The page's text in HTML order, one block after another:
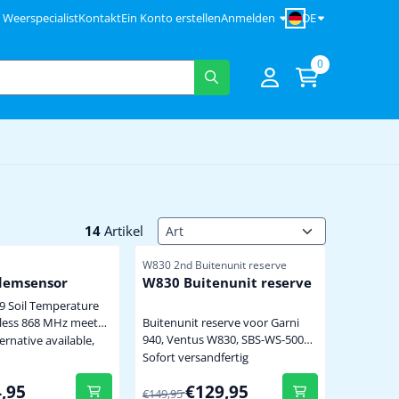
KontaktEin Konto erstellenAnmelden DE
0
14 Artikel Sortiermethode
Soil Temperature
868 MHz meet
en bodemvocht
een 17 cm lange
alleen
available,
34,95
Artikelnummer
W830 2nd Buitenunit reserve
W830 Buitenunit reserve
Buitenunit reserve voor Garni
940, Ventus W830, SBS-WS-500
en Alecto WS-5500 weerstation
buitenunit meegeleverd bij een
Sofort versandfertig
Von 149,95 für 129,95
€149,95€129,95